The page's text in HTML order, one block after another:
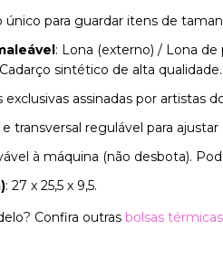
para guardar itens de
: Lona (externo) / Lona
sintético de alta qualidade.
exclusivas assinadas por artistas
transversal regulável para
à máquina (não desbota).
: 27 x 25,5 x 9,5.
Confira outras bolsas térmicas